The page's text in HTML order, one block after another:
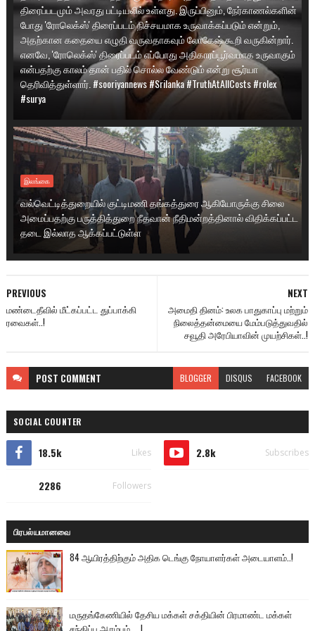
திரைப்படமும் அவரது பட்டியலில் உள்ளது. இருப்பினும், நேர்காணல்களின்
போது 'ரோலெக்ஸ்' திரைப்படம் நிச்சயமாக உருவாக்கப்படும் என்றும்,
அதற்கான கதையை எழுதி வருவதாகவும் லோகேஷ் கூறி வருகின்றார்.
எனவே, 'ரோலெக்ஸ்' திரைப்படம் எப்போது அதிகாரப்பூர்வமாக உருவாகும்
என்பதற்கு காலம் தான் பதில் சொல்ல வேண்டும் என்று சூர்யா
தெரிவித்துள்ளார். #sooriyannews #Srilanka #TruthAtAllCosts #rolex
#surya
இலங்கை
வல்வெட்டித்துறையில் குட்டிமணி தங்கத்துரை ஆகியோருக்கு சிலை
அமைப்பதற்கு பருத்தித்துறை நீதவான் நீதிமன்றத்தினால் விதிக்கப்பட்ட
தடை இல்லாத ஆக்கப்பட்டுள்ள
NEXT
அமைதி தினம்: உலக பாதுகாப்பு மற்றும்
நிலைத்தன்மையை மேம்படுத்துவதில்
சவூதி அரேபியாவின் முயற்சிகள்..!
PREVIOUS
மண்டைதீவில் மீட்கப்பட்ட துப்பாக்கி
ரவைகள்..!
POST COMMENT BLOGGER DISQUS FACEBOOK
SOCIAL COUNTER
18.5k Likes 2.8k Subscribes
2286 Followers
பிரபல்யமானவை
84 ஆயிரத்திற்கும் அதிக டெங்கு நோயாளர்கள் அடையாளம்..!
மருதங்கேணியில் தேசிய மக்கள் சக்தியின் பிரமாண்ட மக்கள்